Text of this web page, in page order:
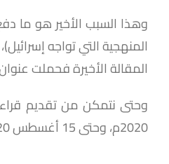
المقالة الأخيرة فحملت عنوان:
وحتى نتمكن من تقديم
2020م، وحتى 15 أغسطس 2020م، وهو ما تتناوله هذه الورقة.